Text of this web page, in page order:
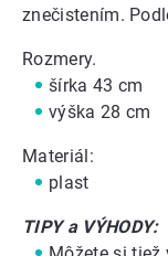
znečistením.
Rozmery.
šírka 43 cm
výška 28 cm
Materiál:
plast
TIPY a VÝHODY: